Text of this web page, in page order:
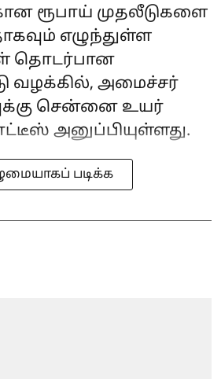
ரூபாய் முதலீடுகளை
எழுந்துள்ள
தொடர்பான
வழக்கில், அமைச்சர்
சென்னை உயர்
அனுப்பியுள்ளது.
படிக்க